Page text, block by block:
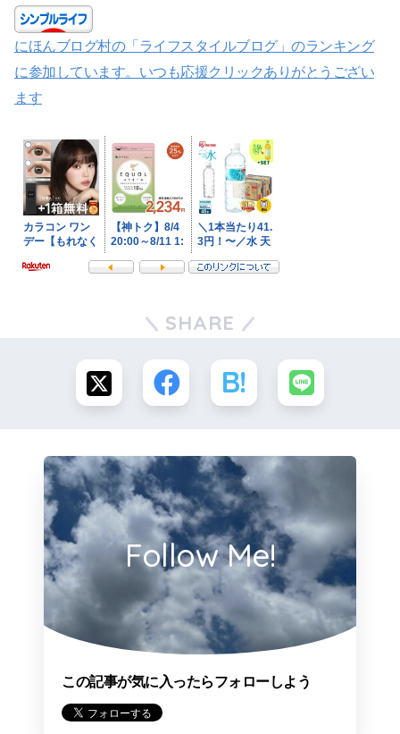
にほんブログ村の「ライフスタイルブログ」のランキング
に参加しています。いつも応援クリックありがとうござい
ます
SHARE
Follow Me!
この記事が気に入ったらフォローしよう